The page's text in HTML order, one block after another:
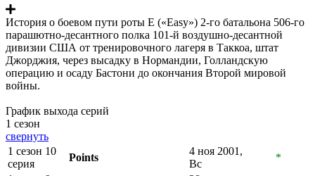
История о боевом пути роты E («Easy») 2-го батальона 506-го
парашютно-десантного полка 101-й воздушно-десантной
дивизии США от тренировочного лагеря в Таккоа, штат
Джорджия, через высадку в Нормандии, Голландскую
операцию и осаду Бастони до окончания Второй мировой
войны.
График выхода серий
1 сезон
свернуть
1 сезон 10
серия
Points
4 ноя 2001,
Вс
*